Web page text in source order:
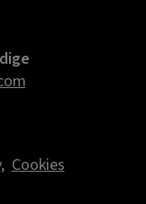
,Cookies